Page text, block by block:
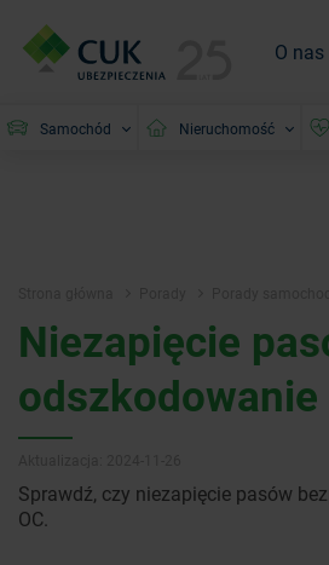
O nas
Samochód Nieruchomość
Niezapięcie
odszkodowanie
Sprawdź, czy niezapięcie pasów
OC.